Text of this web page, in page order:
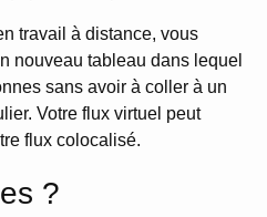
travail à distance, vous
nouveau tableau dans lequel
sans avoir à coller à un
Votre flux virtuel peut
flux colocalisé.
?